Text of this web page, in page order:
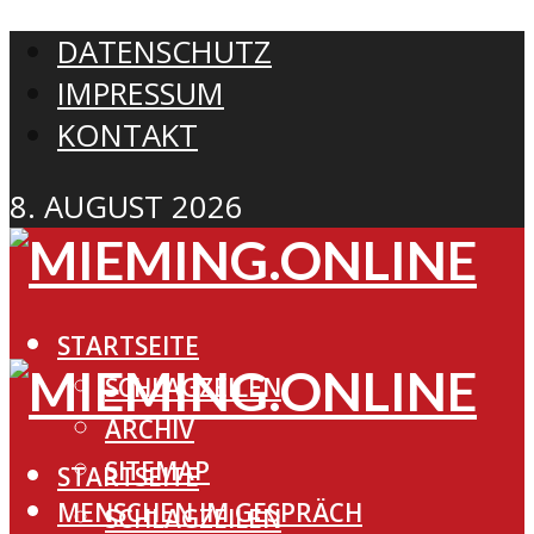
DATENSCHUTZ
IMPRESSUM
KONTAKT
8. AUGUST 2026
STARTSEITE
SCHLAGZEILEN
ARCHIV
SITEMAP
MENSCHEN IM GESPRÄCH
STARTSEITE
SCHLAGZEILEN